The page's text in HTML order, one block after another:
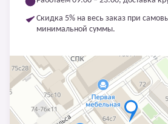
Скидка 5% на весь заказ при
минимальной суммы.